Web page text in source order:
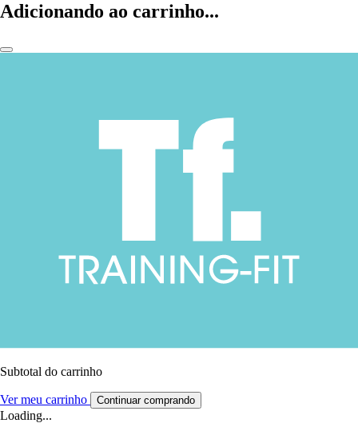
Adicionando ao carrinho...
Subtotal do carrinho
Ver meu carrinho Continuar comprando
Loading...